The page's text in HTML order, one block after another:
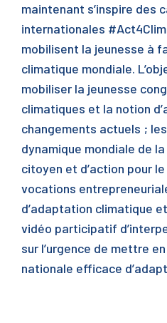
maintenant s’inspire des
internationales
mobilisent la jeunesse à
climatique mondiale.
mobiliser la jeunesse
climatiques et la notion
changements actuels ;
dynamique mondiale de
citoyen et d’action pour
vocations
d’adaptation climatique
vidéo participatif
sur l’urgence de mettre
nationale efficace